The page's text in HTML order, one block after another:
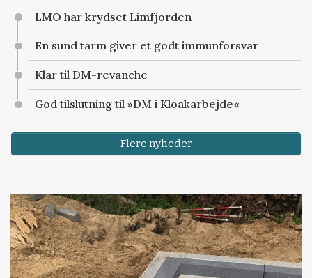
LMO har krydset Limfjorden
En sund tarm giver et godt immunforsvar
Klar til DM-revanche
God tilslutning til »DM i Kloakarbejde«
Flere nyheder